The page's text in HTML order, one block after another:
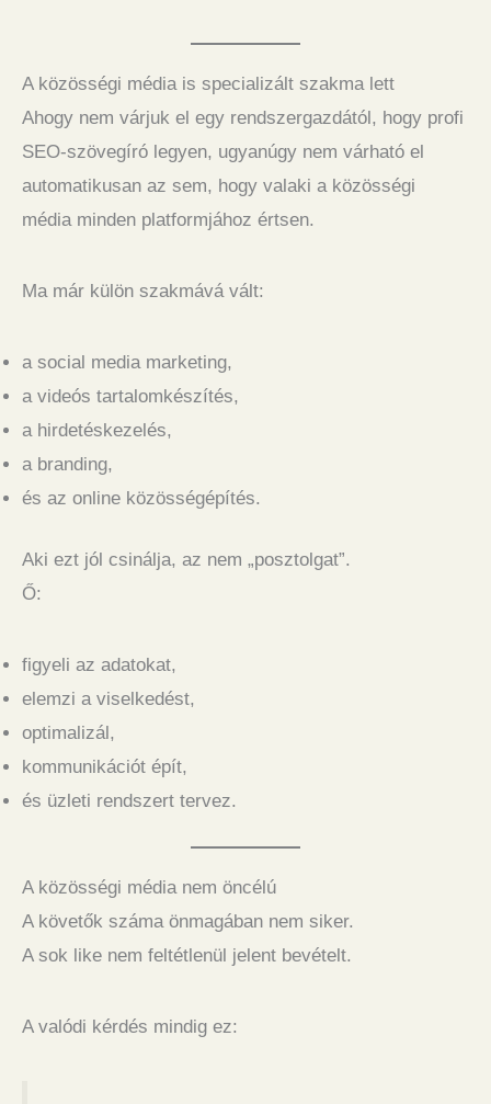
A közösségi média is specializált szakma lett
Ahogy nem várjuk el egy rendszergazdától, hogy profi
SEO-szövegíró legyen, ugyanúgy nem várható el
automatikusan az sem, hogy valaki a közösségi
média minden platformjához értsen.
Ma már külön szakmává vált:
a social media marketing,
a videós tartalomkészítés,
a hirdetéskezelés,
a branding,
és az online közösségépítés.
Aki ezt jól csinálja, az nem „posztolgat”.
Ő:
figyeli az adatokat,
elemzi a viselkedést,
optimalizál,
kommunikációt épít,
és üzleti rendszert tervez.
A közösségi média nem öncélú
A követők száma önmagában nem siker.
A sok like nem feltétlenül jelent bevételt.
A valódi kérdés mindig ez: